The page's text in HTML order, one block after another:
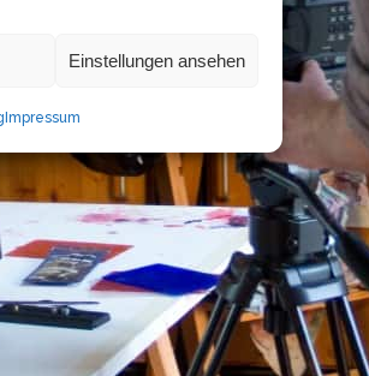
Einstellungen ansehen
Impressum